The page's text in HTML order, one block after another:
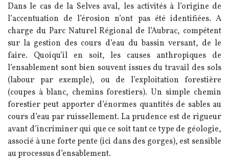
Dans le cas de la Selves aval, les activités à l’origine de
l’accentuation de l’érosion n’ont pas été identifiées. A
charge du Parc Naturel Régional de l’Aubrac, compétent
sur la gestion des cours d’eau du bassin versant, de le
faire. Quoiqu’il en soit, les causes anthropiques de
l’ensablement sont bien souvent issues du travail des sols
(labour par exemple), ou de l’exploitation forestière
(coupes à blanc, chemins forestiers). Un simple chemin
forestier peut apporter d’énormes quantités de sables au
cours d’eau par ruissellement. La prudence est de rigueur
avant d’incriminer qui que ce soit tant ce type de géologie,
associé à une forte pente (ici dans des gorges), est sensible
au processus d’ensablement.